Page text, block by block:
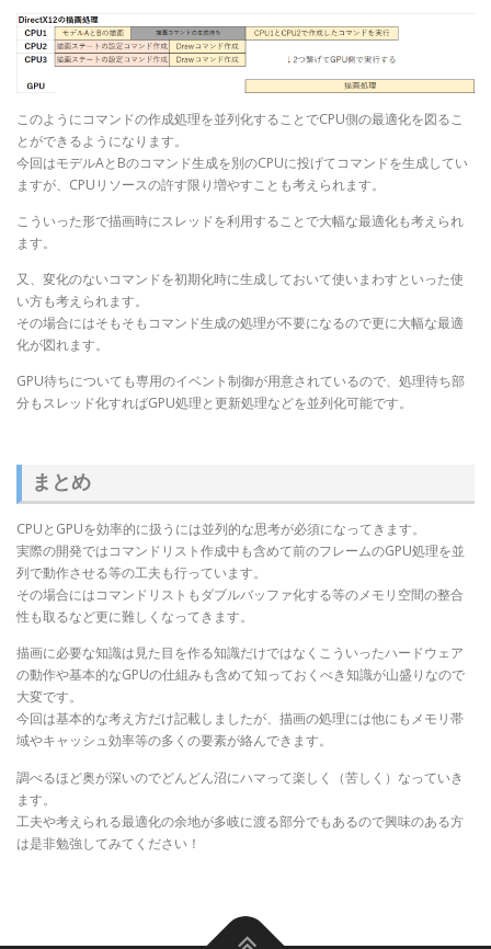
このようにコマンドの作成処理を並列化することでCPU側の最適化を図るこ
とができるようになります。
今回はモデルAとBのコマンド生成を別のCPUに投げてコマンドを生成してい
ますが、CPUリソースの許す限り増やすことも考えられます。
こういった形で描画時にスレッドを利用することで大幅な最適化も考えられ
ます。
又、変化のないコマンドを初期化時に生成しておいて使いまわすといった使
い方も考えられます。
その場合にはそもそもコマンド生成の処理が不要になるので更に大幅な最適
化が図れます。
GPU待ちについても専用のイベント制御が用意されているので、処理待ち部
分もスレッド化すればGPU処理と更新処理などを並列化可能です。
まとめ
CPUとGPUを効率的に扱うには並列的な思考が必須になってきます。
実際の開発ではコマンドリスト作成中も含めて前のフレームのGPU処理を並
列で動作させる等の工夫も行っています。
その場合にはコマンドリストもダブルバッファ化する等のメモリ空間の整合
性も取るなど更に難しくなってきます。
描画に必要な知識は見た目を作る知識だけではなくこういったハードウェア
の動作や基本的なGPUの仕組みも含めて知っておくべき知識が山盛りなので
大変です。
今回は基本的な考え方だけ記載しましたが、描画の処理には他にもメモリ帯
域やキャッシュ効率等の多くの要素が絡んできます。
調べるほど奥が深いのでどんどん沼にハマって楽しく（苦しく）なっていき
ます。
工夫や考えられる最適化の余地が多岐に渡る部分でもあるので興味のある方
は是非勉強してみてください！